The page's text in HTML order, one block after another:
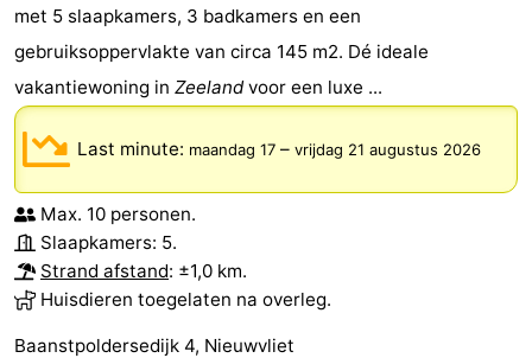
met 5 slaapkamers, 3 badkamers en een
gebruiksoppervlakte van circa 145 m2. Dé ideale
vakantiewoning in Zeelandvoor een luxe ...
Last minute: maandag 17 – vrijdag 21 augustus 2026
Max. 10 personen.
Slaapkamers: 5.
Strand afstand: ±1,0 km.
Huisdieren toegelaten na overleg.
Baanstpoldersedijk 4, Nieuwvliet